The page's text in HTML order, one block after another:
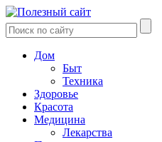
Дом
Быт
Техника
Здоровье
Красота
Медицина
Лекарства